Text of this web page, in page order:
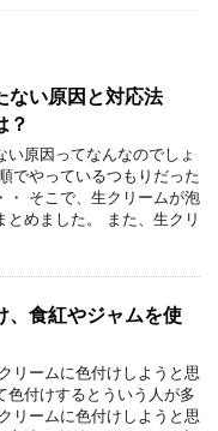
ない原因と対応法
？
原因ってなんなのでしょ
でやっているつもりだった
・ そこで、生クリームが泡
とめました。 また、生クリ
、食紅やジャムを使
ームに色付けしようと思
色付けするとういう人が多
リームに色付けしようと思